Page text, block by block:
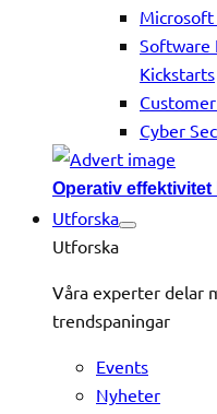
Microsoft
Software
Kickstarts
Cyber
Operativ
Utforska
Utforska
Våra experter delar
trendspaningar
Events
Nyheter